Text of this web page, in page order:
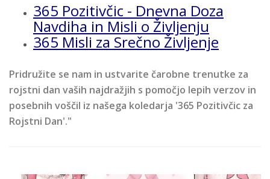
365 Pozitivčic - Dnevna Doza
Navdiha in Misli o Življenju
365 Misli za Srečno Življenje
Pridružite se nam in ustvarite čarobne trenutke za
rojstni dan vaših najdražjih s pomočjo lepih verzov in
posebnih voščil iz našega koledarja '365 Pozitivčic za
Rojstni Dan'."